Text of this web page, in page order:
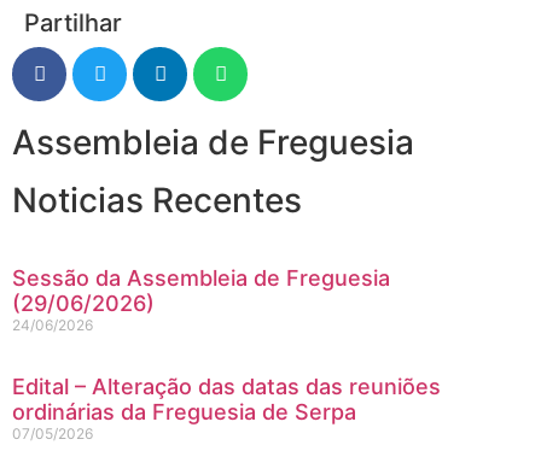
Partilhar
Assembleia de Freguesia
Noticias Recentes
Sessão da Assembleia de Freguesia
(29/06/2026)
24/06/2026
Edital – Alteração das datas das reuniões
ordinárias da Freguesia de Serpa
07/05/2026